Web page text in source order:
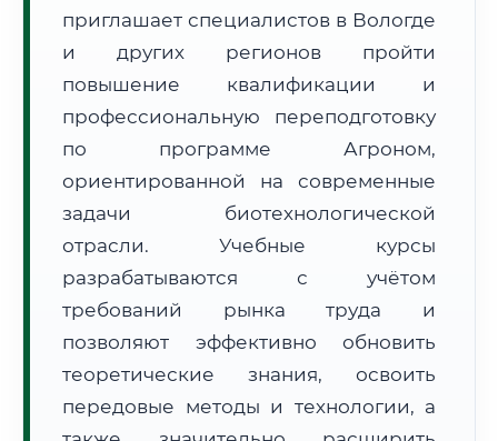
Субъект:
Вологодская область
Формат учебы:
Дистанционно
🗺️ Зона обслуживания: г. Вологда
• Маршрут транзита:~2 592 км
приглашает специалистов в Вологде
и других регионов пройти
повышение квалификации и
профессиональную переподготовку
по программе Агроном,
ориентированной на современные
задачи биотехнологической
отрасли. Учебные курсы
разрабатываются с учётом
требований рынка труда и
позволяют эффективно обновить
теоретические знания, освоить
передовые методы и технологии, а